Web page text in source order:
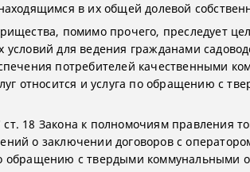
в их общей долевой
помимо прочего, преследует
условий для ведения гражданами
потребителей качественными
относится и услуга по обращению с
ст. 18 Закона к полномочиям правления
о заключении договоров с
обращению с твердыми коммунальными